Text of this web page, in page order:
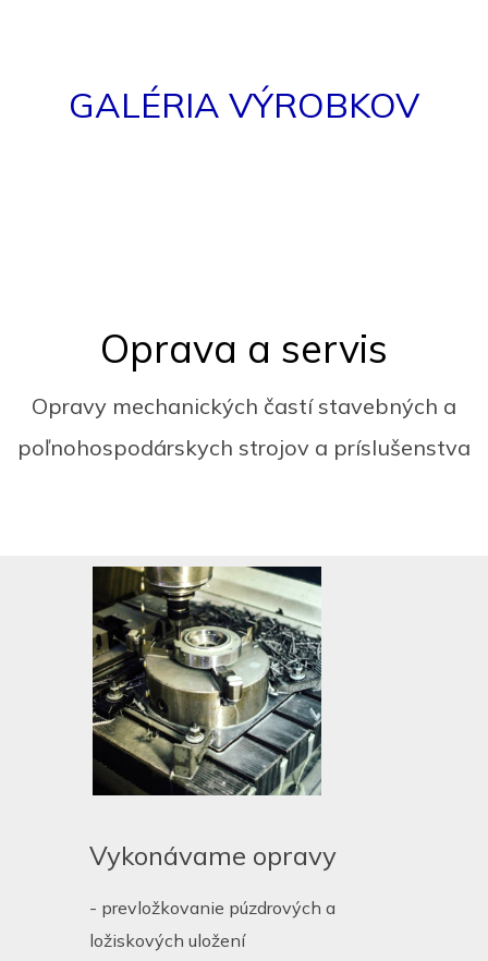
GALÉRIA VÝROBKOV
Oprava a servis
Opravy mechanických častí stavebných a
poľnohospodárskych strojov a príslušenstva
Vykonávame opravy
- prevložkovanie púzdrových a
ložiskových uložení